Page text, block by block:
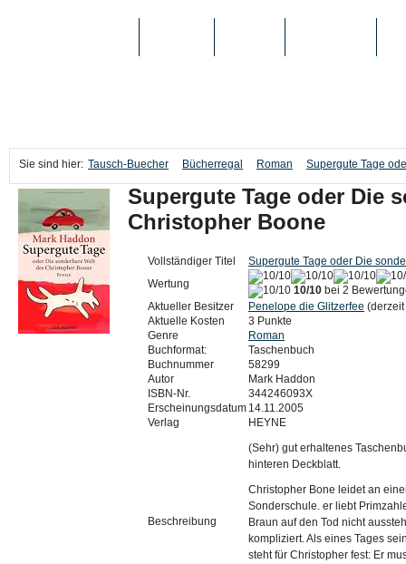
Sie sind hier: Tausch-Buecher Bücherregal Roman Supergute Tage
Supergute Tage oder Die
Christopher Boone
Vollständiger Titel
Supergute Tage oder Die
Wertung
10/10 bei 2
Aktueller Besitzer
Penelope die Glitzerfee
Aktuelle Kosten
3 Punkte
Genre
Roman
Buchformat:
Taschenbuch
Buchnummer
58299
Autor
Mark Haddon
ISBN-Nr.
344246093X
Erscheinungsdatum 14.11.2005
Verlag
HEYNE
Beschreibung
(Sehr) gut erhaltenes
hinteren Deckblatt.
Christopher Bone leidet an
Sonderschule. er liebt
Braun auf den Tod nicht
kompliziert. Als eines Tages
steht für Christopher fest: Er